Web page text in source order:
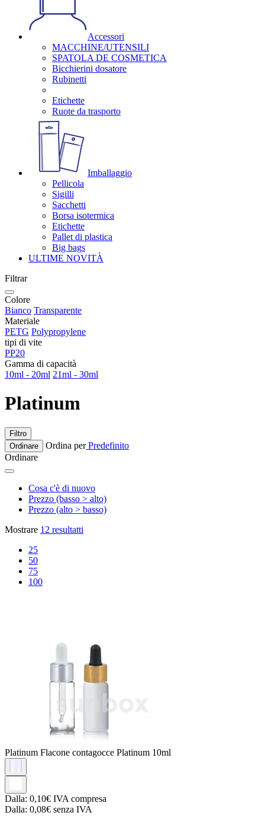
Accessori
MACCHINE/UTENSILI
SPATOLA DE COSMETICA
Bicchierini dosatore
Rubinetti
Etichette
Ruote da trasporto
Imballaggio
Pellicola
Sigilli
Sacchetti
Borsa isotermica
Etichette
Pallet di plastica
Big bags
ULTIME NOVITÀ
Filtrar
Colore
Bianco Transparente
Materiale
PETG Polypropylene
tipi di vite
PP20
Gamma di capacità
10ml - 20ml 21ml - 30ml
Platinum
Filtro
Ordinare
Ordina perPredefinito
Ordinare
Cosa c'è di nuovo
Prezzo (basso > alto)
Prezzo (alto > basso)
Mostrare 12 resultatti
25
50
75
100
Platinum Flacone contagocce Platinum 10ml
Dalla: 0,10€ IVA compresa
Dalla: 0,08€ senza IVA